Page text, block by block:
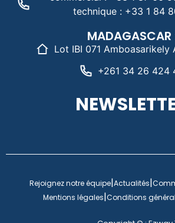
technique : +33 1 84
MADAGASCAR
Lot IBI 071 Amboasarikely
+261 34 26 424
Rejoignez notre équipe|Actualités|
Mentions légales|Conditions